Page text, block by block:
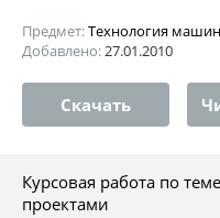
Предмет:Технология
Добавлено:27.01.2010
Скачать
Курсовая работа по
проектами